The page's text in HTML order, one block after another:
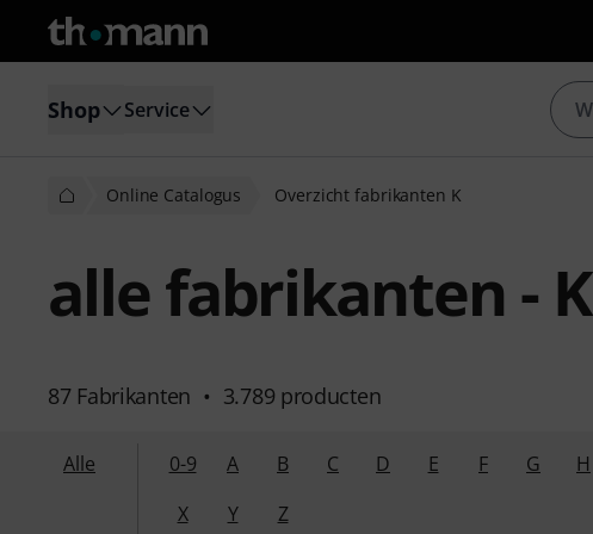
Shop Service
Online Catalogus Overzicht fabrikanten K
alle fabrikanten - K
87 Fabrikanten • 3.789 producten
Alle 0-9 A B C D E F G H
X
Y Z